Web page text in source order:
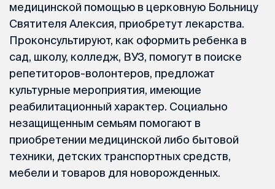
медицинской помощью в церковную Больницу
Святителя Алексия, приобретут лекарства.
Проконсультируют, как оформить ребенка в
сад, школу, колледж, ВУЗ, помогут в поиске
репетиторов-волонтеров, предложат
культурные мероприятия, имеющие
реабилитационный характер. Социально
незащищенным семьям помогают в
приобретении медицинской либо бытовой
техники, детских транспортных средств,
мебели и товаров для новорожденных.